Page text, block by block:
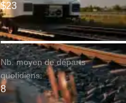
$23
Nb. moyen de départs
quotidiens:
8